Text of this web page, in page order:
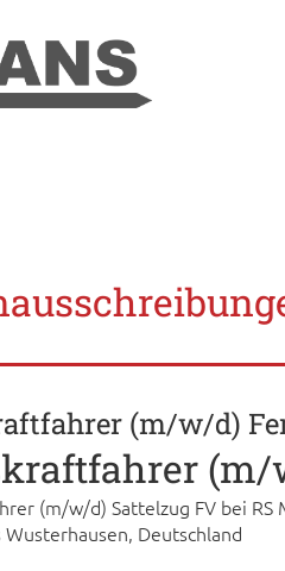
(m/w/d)
(m/w/d) Sattelzug FV bei RS
Deutschland